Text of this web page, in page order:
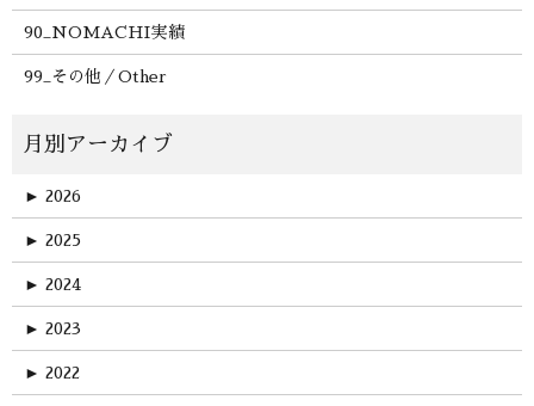
90_NOMACHI実績
99_その他／Other
► 2026
► 2025
► 2024
► 2023
► 2022